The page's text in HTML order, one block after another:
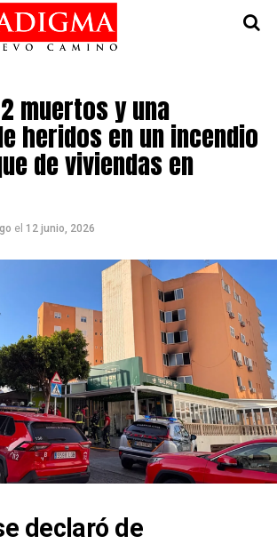
muertos y una
heridos en un incendio
de viviendas en
el 12 junio, 2026
declaró de